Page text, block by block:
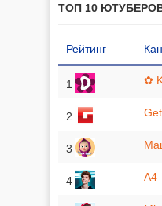
ТОП 10
Рейтинг
1 ✿
2
3
4 A4